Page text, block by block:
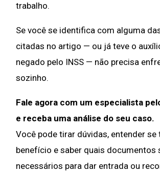
trabalho.
Se você se identifica com alguma
citadas no artigo — ou já teve o
negado pelo INSS — não precisa
sozinho.
Fale agora com um especialista
e receba uma análise do seu caso.
Você pode tirar dúvidas, entender
benefício e saber quais documentos
necessários para dar entrada ou